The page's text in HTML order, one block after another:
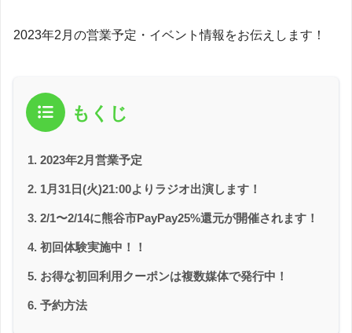
2023年2月の営業予定・イベント情報をお伝えします！
もくじ
2023年2月営業予定
1月31日(火)21:00よりラジオ出演します！
2/1〜2/14に熊谷市PayPay25%還元が開催されます！
初回体験実施中！！
お得な初回利用クーポンは複数媒体で発行中！
予約方法